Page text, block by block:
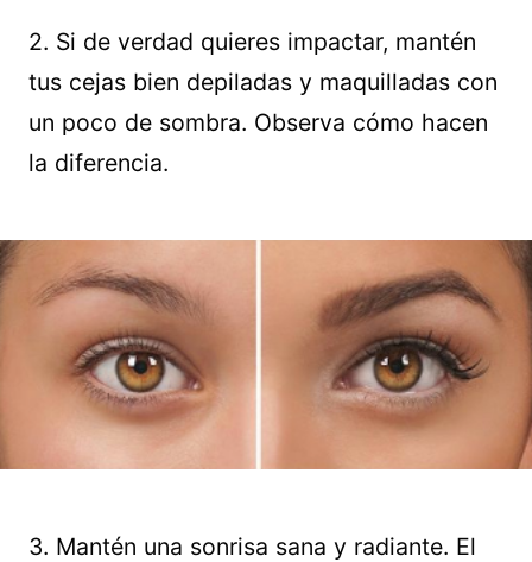
2. Si de verdad quieres impactar, mantén
tus cejas bien depiladas y maquilladas con
un poco de sombra. Observa cómo hacen
la diferencia.
3. Mantén una sonrisa sana y radiante. El